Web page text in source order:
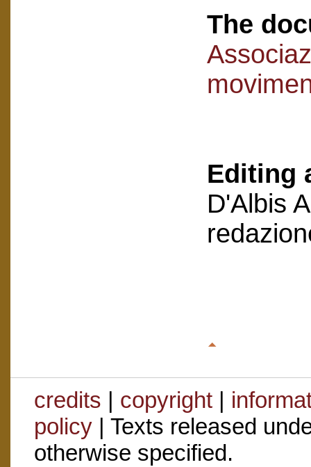
The
Editing
D'Albis
credits | copyright|
policy| Texts released
otherwise specified.